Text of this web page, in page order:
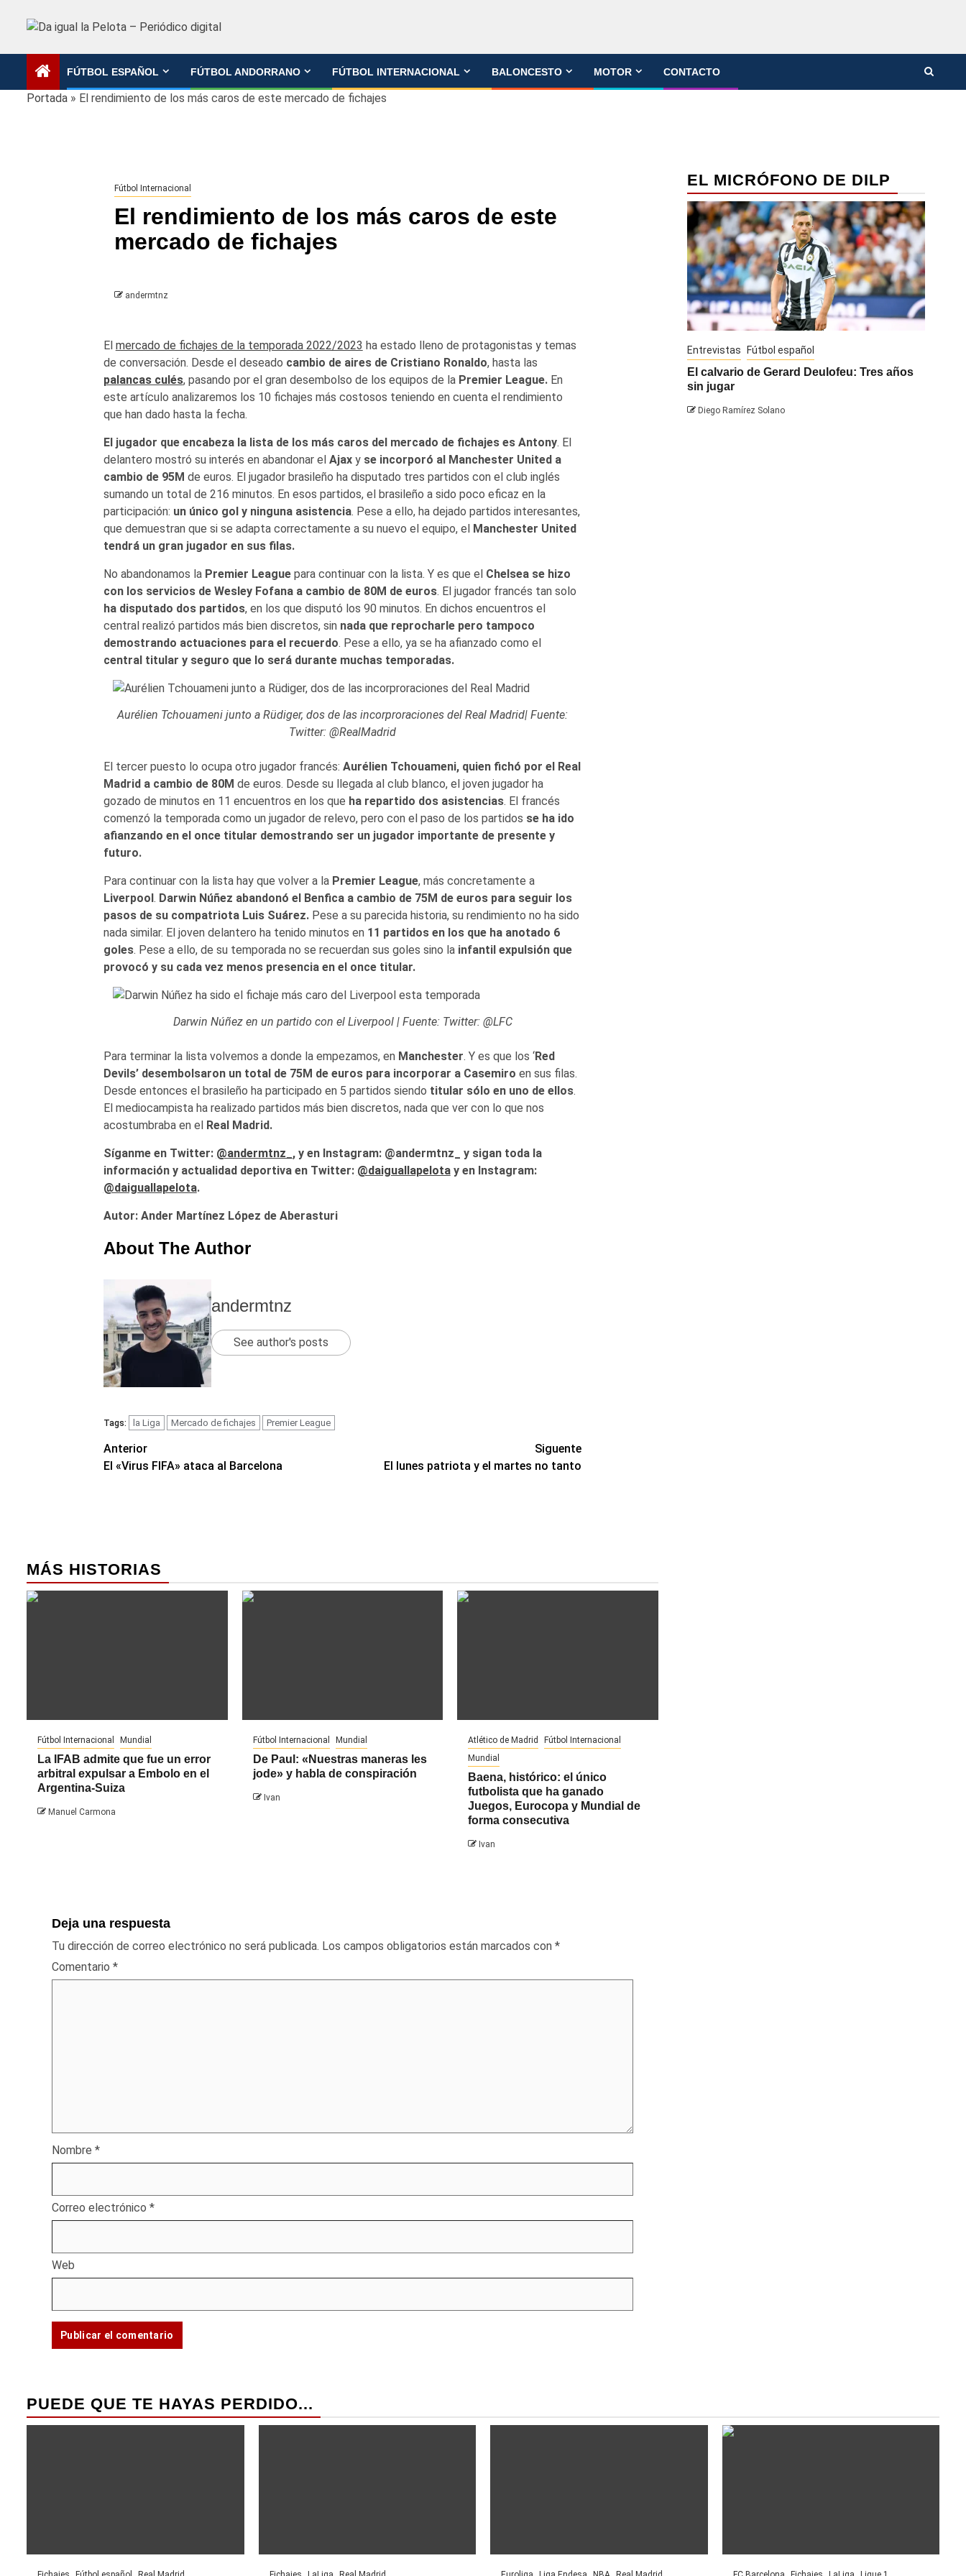
FÚTBOL ESPAÑOL FÚTBOL ANDORRANO FÚTBOL INTERNACIONAL BALONCESTO MOTOR CONTACTO
Portada » El rendimiento de los más caros de este mercado de fichajes
Fútbol Internacional
El rendimiento de los más caros de este
mercado de fichajes
andermtnz
El mercado de fichajes de la temporada 2022/2023 ha estado lleno de protagonistas y temas
de conversación. Desde el deseado cambio de aires de Cristiano Ronaldo, hasta las
palancas culés, pasando por el gran desembolso de los equipos de la Premier League.En
este artículo analizaremos los 10 fichajes más costosos teniendo en cuenta el rendimiento
que han dado hasta la fecha.
El jugador que encabeza la lista de los más caros del mercado de fichajes es Antony. El
delantero mostró su interés en abandonar el Ajaxy se incorporó al Manchester United a
cambio de 95M de euros. El jugador brasileño ha disputado tres partidos con el club inglés
sumando un total de 216 minutos. En esos partidos, el brasileño a sido poco eficaz en la
participación: un único gol y ninguna asistencia. Pese a ello, ha dejado partidos interesantes,
que demuestran que si se adapta correctamente a su nuevo el equipo, el
Manchester United
tendrá un gran jugador en sus filas.
No abandonamos la Premier Leaguepara continuar con la lista. Y es que el Chelsea se hizo
con los servicios de Wesley Fofana a cambio de 80M de euros. El jugador francés tan solo
ha disputado dos partidos, en los que disputó los 90 minutos. En dichos encuentros el
central realizó partidos más bien discretos, sin nada que reprocharle pero tampoco
demostrando actuaciones para el recuerdo. Pese a ello, ya se ha afianzado como el
central titular y seguro que lo será durante muchas temporadas.
Aurélien Tchouameni junto a Rüdiger, dos de las incorproraciones del Real Madrid| Fuente:
Twitter: @RealMadrid
El tercer puesto lo ocupa otro jugador francés: Aurélien Tchouameni, quien fichó por el Real
Madrid a cambio de 80M de euros. Desde su llegada al club blanco, el joven jugador ha
gozado de minutos en 11 encuentros en los que ha repartido dos asistencias. El francés
comenzó la temporada como un jugador de relevo, pero con el paso de los partidos se ha ido
afianzando en el once titular demostrando ser un jugador importante de presente y
futuro.
Para continuar con la lista hay que volver a la Premier League, más concretamente a
Liverpool. Darwin Núñez abandonó el Benfica a cambio de 75M de euros para seguir los
pasos de su compatriota Luis Suárez.Pese a su parecida historia, su rendimiento no ha sido
nada similar. El joven delantero ha tenido minutos en 11 partidos en los que ha anotado 6
goles. Pese a ello, de su temporada no se recuerdan sus goles sino la infantil expulsión que
provocó y su cada vez menos presencia en el once titular.
Darwin Núñez en un partido con el Liverpool | Fuente: Twitter: @LFC
Para terminar la lista volvemos a donde la empezamos, en Manchester. Y es que los ‘Red
Devils’ desembolsaron un total de 75M de euros para incorporar a Casemiro en sus filas.
Desde entonces el brasileño ha participado en 5 partidos siendo titular sólo en uno de ellos.
El mediocampista ha realizado partidos más bien discretos, nada que ver con lo que nos
acostumbraba en el Real Madrid.
Síganme en Twitter: @andermtnz_ , y en Instagram: @andermtnz_ y sigan toda la
información y actualidad deportiva en Twitter: @daiguallapelotay en Instagram:
@daiguallapelota.
Autor: Ander Martínez López de Aberasturi
About The Author
andermtnz
See author's posts
Tags: la Liga Mercado de fichajes Premier League
Navegación
de
Anterior
El «Virus FIFA» ataca al Barcelona
Siguente
El lunes patriota y el martes no tanto
MÁS HISTORIAS
Fútbol Internacional Mundial
La IFAB admite que fue un error
arbitral expulsar a Embolo en el
Argentina-Suiza
Manuel Carmona
Fútbol Internacional Mundial
De Paul: «Nuestras maneras les
jode» y habla de conspiración
Ivan
Atlético de Madrid
Fútbol Internacional
Mundial
Baena, histórico: el único
futbolista que ha ganado
Juegos, Eurocopa y Mundial de
forma consecutiva
Ivan
Deja una respuesta
Tu dirección de correo electrónico no será publicada. Los campos obligatorios están marcados con *
Comentario *
Nombre *
Correo electrónico *
Web
EL MICRÓFONO DE DILP
Entrevistas Fútbol español
El calvario de Gerard Deulofeu: Tres años
sin jugar
Diego Ramírez Solano
PUEDE QUE TE HAYAS PERDIDO...